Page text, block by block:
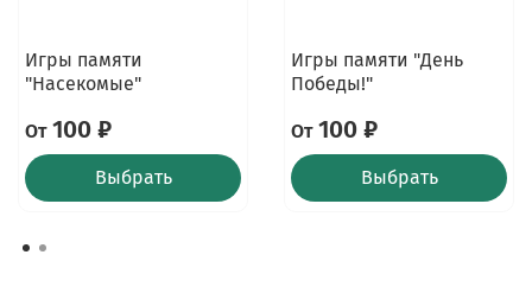
Игры памяти
"Насекомые"
От100 ₽
Выбрать
Игры памяти "День
Победы!"
От100 ₽
Выбрать